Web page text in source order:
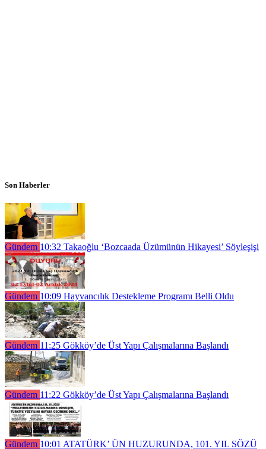
Son Haberler
Gündem 10:32 Takaoğlu ‘Bozcaada Üzümünün Hikayesi’ Söyleşişi
Gündem 10:09 Hayvancılık Destekleme Programı Belli Oldu
Gündem 11:25 Gökköy’de Üst Yapı Çalışmalarına Başlandı
Gündem 11:22 Gökköy’de Üst Yapı Çalışmalarına Başlandı
Gündem 10:01 ATATÜRK’ ÜN HUZURUNDA, 101. YIL SÖZÜ